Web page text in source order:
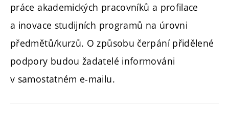
práce akademických pracovníků a profilace
a inovace studijních programů na úrovni
předmětů/kurzů. O způsobu čerpání přidělené
podpory budou žadatelé informováni
v samostatném e-mailu.